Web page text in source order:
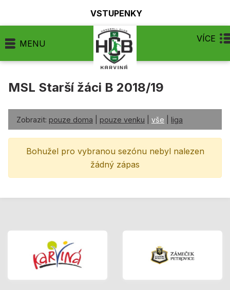
VSTUPENKY
MENU VÍCE
MSL Starší žáci B 2018/19
Zobrazit: pouze doma pouze venku vše liga
Bohužel pro vybranou sezónu nebyl nalezen
žádný zápas